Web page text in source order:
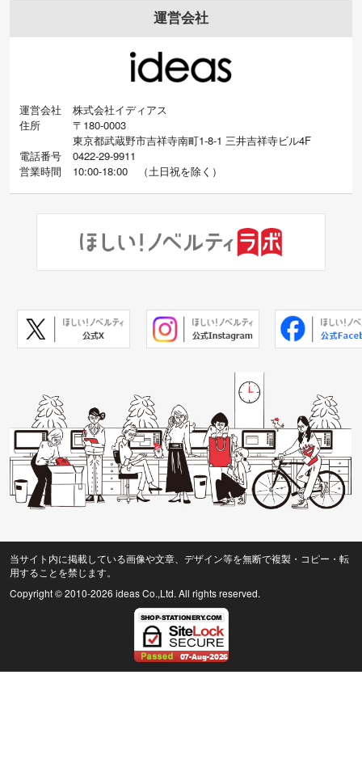
運営会社
運営会社
株式会社イディアス
住所
〒180-0003
東京都武蔵野市吉祥寺南町1-8-1 三井吉祥寺ビル4F
電話番号
0422-29-9911
営業時間
10:00-18:00 （土日祝を除く）
当サイト内に掲載している画像や文章、デザイン等を無断で複製・コピー・転
用することを禁じます。
Copyright © 2010-2026 ideas Co.,Ltd. All rights reserved.